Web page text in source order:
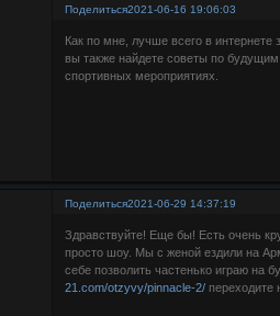
Поделиться2021-06-16 19:06:03
Как по мне, лучше всего в
вы также найдете советы по
спортивных мероприятиях.
Поделиться2021-06-29 14:37:19
Здравствуйте! Еще бы! Есть очень
просто шоу. Мы с женой ездили на
себе позволить частенько играю на
21.com/otzyvy/pinnacle-2/ переходите